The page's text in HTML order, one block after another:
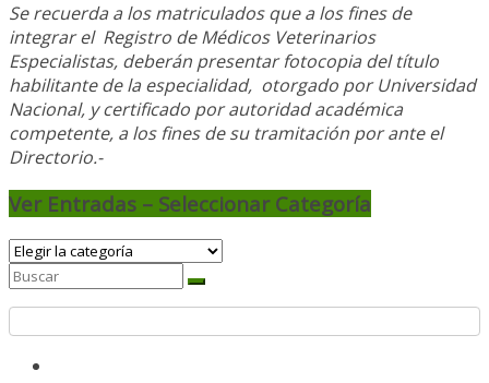
Se recuerda a los matriculados que a los fines de
integrar el Registro de Médicos Veterinarios
Especialistas, deberán presentar fotocopia del título
habilitante de la especialidad, otorgado por Universidad
Nacional, ycertificado por autoridad académica
competente, a los fines de su tramitación por ante el
Directorio.-
Ver Entradas – Seleccionar Categoría
Ver
Entradas
–
Categoría